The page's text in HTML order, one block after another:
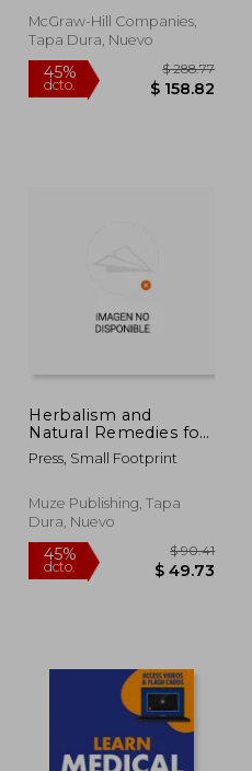
McGraw-Hill Companies,
Tapa Dura, Nuevo
45% $
Herbalism and
Natural Remedies for
Beginners & Foraging
Wild Edible Plants: 2-
Field Guide to Healing
Common Ailments
Inglés)
Press, Small Footprint
Muze Publishing, Tapa
Dura, Nuevo